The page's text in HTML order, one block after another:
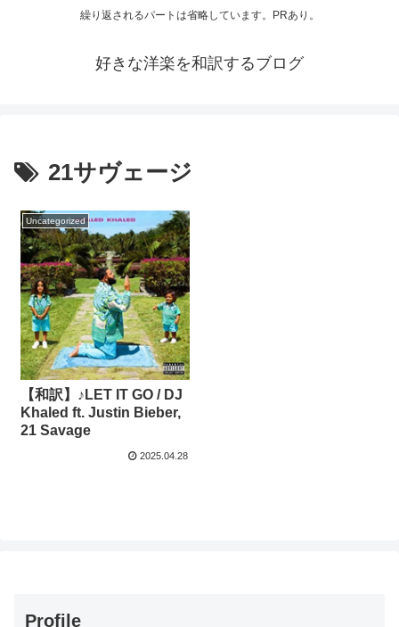
繰り返されるパートは省略しています。PRあり。
好きな洋楽を和訳するブログ
21サヴェージ
Uncategorized
【和訳】♪LET IT GO / DJ
Khaled ft. Justin Bieber,
21 Savage
2025.04.28
Profile